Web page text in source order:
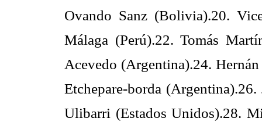
Ovando Sanz (Bolivia).20.
Málaga (Perú).22. Tomás
Acevedo (Argentina).24.
Etchepare-borda
Ulibarri (Estados Unidos).28.